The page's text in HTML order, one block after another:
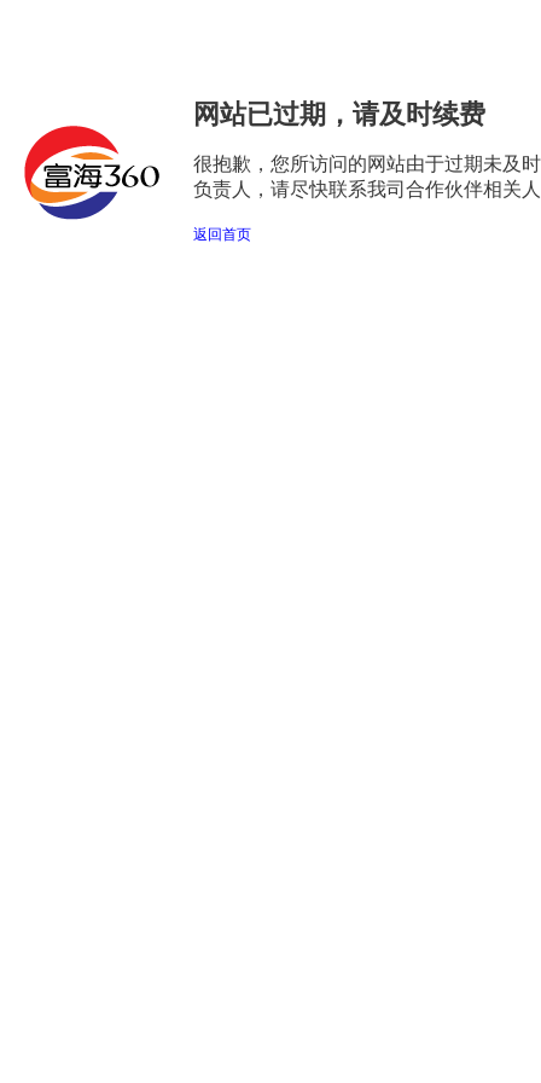
网站已过期，请及时续费
很抱歉，您所访问的网站由于过期未及
负责人，请尽快联系我司合作伙伴相关
返回首页